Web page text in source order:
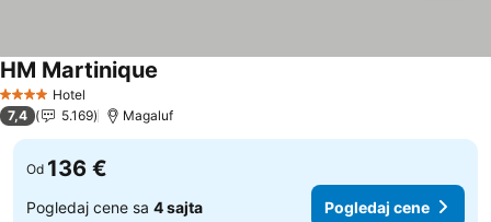
4 ZvezdiceHotel
HM Martinique
7,4 5.169 Magaluf
Od 136 €
Pogledaj cene sa 4 sajta Pogledaj cene